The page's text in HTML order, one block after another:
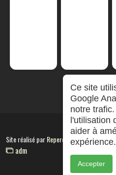
Site réalisé parRepereCom
adm
Ce site
Google
notre
l'utilisation
aider à
expérience.
Accepter